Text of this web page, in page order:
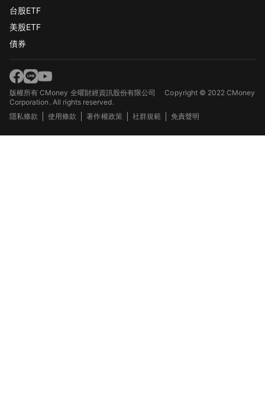
台股ETF
美股ETF
債券
版權所有 CMoney 全曜財經資訊股份有限公司Copyright © 2022 CMoney
Corporation. All rights reserved.
隱私條款
使用條款 著作權政策 社群規範 免責聲明